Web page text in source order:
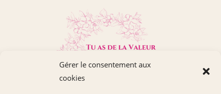
Gérer le consentement aux
cookies